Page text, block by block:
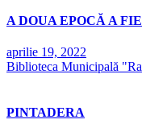
A DOUA EPOCĂ A
aprilie 19, 2022
Biblioteca Municipală
PINTADERA